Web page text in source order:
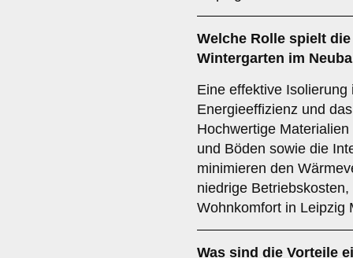
Welche Rolle spielt
Wintergarten im
Eine effektive
Energieeffizienz und
Hochwertige
und Böden sowie die
minimieren den
niedrige
Wohnkomfort in Leipzig
Was sind die Vorteile